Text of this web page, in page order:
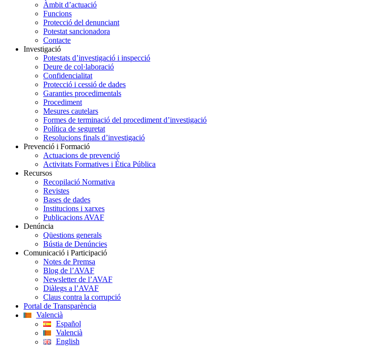
Àmbit d’actuació
Funcions
Protecció del denunciant
Potestat sancionadora
Contacte
Investigació
Potestats d’investigació i inspecció
Deure de col·laboració
Confidencialitat
Protecció i cessió de dades
Garanties procedimentals
Procediment
Mesures cautelars
Formes de terminació del procediment d’investigació
Política de seguretat
Resolucions finals d’investigació
Prevenció i Formació
Actuacions de prevenció
Activitats Formatives i Ètica Pública
Recursos
Recopilació Normativa
Revistes
Bases de dades
Institucions i xarxes
Publicacions AVAF
Denúncia
Qüestions generals
Bústia de Denúncies
Comunicació i Participació
Notes de Premsa
Blog de l’AVAF
Newsletter de l’AVAF
Diàlegs a l’AVAF
Claus contra la corrupció
Portal de Transparència
Valencià
Español
Valencià
English